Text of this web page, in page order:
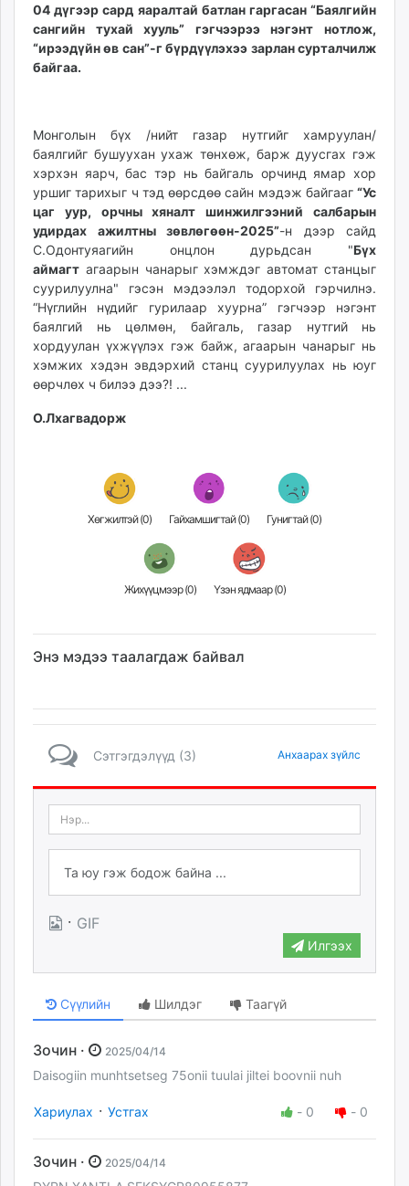
04 дүгээр сард яаралтай батлан гаргасан “Баялгийн
сангийн тухай хууль” гэгчээрээ нэгэнт нотлож,
“ирээдүйн өв сан”-г бүрдүүлэхээ зарлан сурталчилж
байгаа.
Монголын бүх /нийт газар нутгийг хамруулан/
баялгийг бушуухан ухаж төнхөж, барж дуусгах гэж
хэрхэн яарч, бас тэр нь байгаль орчинд ямар хор
уршиг тарихыг ч тэд өөрсдөө сайн мэдэж байгааг “Ус
цаг уур, орчны хяналт шинжилгээний салбарын
удирдах ажилтны зөвлөгөөн-2025”-н дээр сайд
С.Одонтуяагийн онцлон дурьдсан "Бүх
аймагт агаарын чанарыг хэмждэг автомат станцыг
суурилуулна" гэсэн мэдээлэл тодорхой гэрчилнэ.
“Нүглийн нүдийг гурилаар хуурна” гэгчээр нэгэнт
баялгий нь цөлмөн, байгаль, газар нутгий нь
хордуулан үхжүүлэх гэж байж, агаарын чанарыг нь
хэмжих хэдэн эвдэрхий станц суурилуулах нь юуг
өөрчлөх ч билээ дээ?! ...
О.Лхагвадорж
Хөгжилтэй (0) Гайхамшигтай (0) Гунигтай (0)
Жихүүцмээр (0) Үзэн ядмаар (0)
Энэ мэдээ таалагдаж байвал
Сэтгэгдэлүүд (3) Анхаарах зүйлс
· GIF
Илгээх
Сүүлийн Шилдэг Таагүй
Зочин · 2025/04/14
Daisogiin munhtsetseg 75onii tuulai jiltei boovnii nuh
Хариулах · Устгах - 0 - 0
Зочин · 2025/04/14